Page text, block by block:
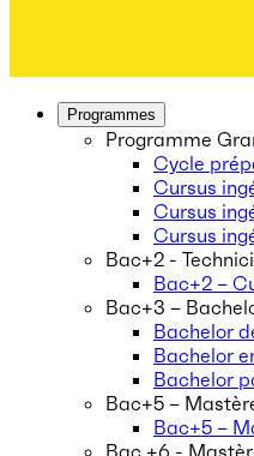
Programmes
Programme
Cycle
Cursus
Cursus
Cursus
Bac+2 -
Bac+2 –
Bac+3 –
Bachelor
Bachelor
Bachelor
Bac+5 –
Bac+5 –
Bac +6 -